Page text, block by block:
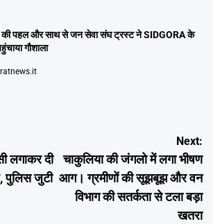
की पहल और साथ से जन सेवा संघ ट्रस्ट ने SIDGORA के
गौशाला
लगाकर दी
पुलिस जुटी
Next:
चाकुलिया की जंगलो में लगा भीषण
आग। ग्रमीणों की सूझबूझ और वन
विभाग की सतर्कता से टला बड़ा
खतरा